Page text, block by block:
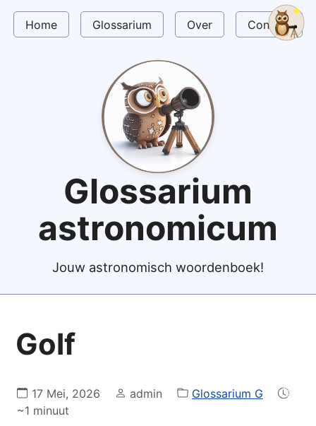
Home Glossarium Over Contact
Glossarium
astronomicum
Jouw astronomisch woordenboek!
Golf
17 Mei, 2026 admin
Glossarium G
~1 minuut